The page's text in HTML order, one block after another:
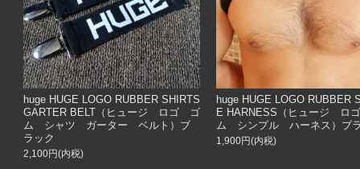
huge HUGE LOGO RUBBER SHIRTS
GARTER BELT（ヒュージ ロゴ ゴ
ム シャツ ガーター ベルト）ブ
ラック
2,100円(内税)
huge HUGE LOGO RUBBER
E HARNESS（ヒュージ ロ
ム シンプル ハーネス）ブ
1,900円(内税)